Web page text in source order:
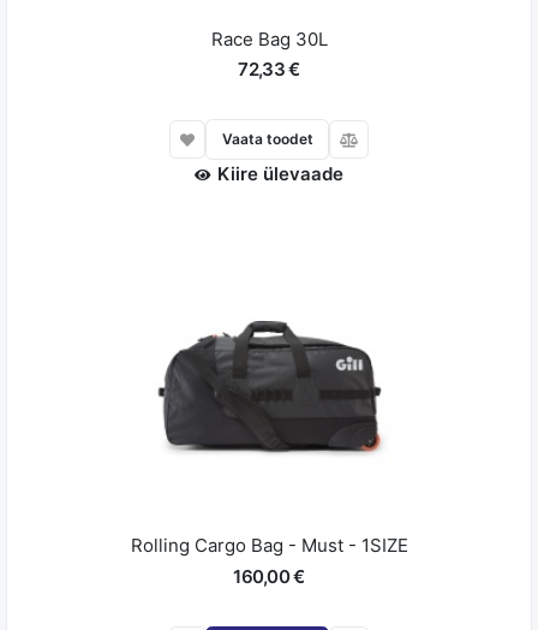
Race Bag 30L
72,33 €
Vaata toodet
Kiire ülevaade
Rolling Cargo Bag - Must - 1SIZE
160,00 €